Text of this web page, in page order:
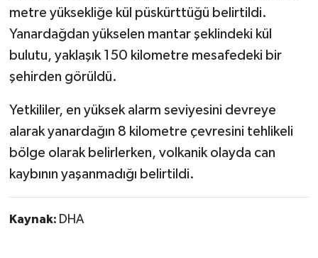
metre yüksekliğe kül püskürttüğü belirtildi.
Yanardağdan yükselen mantar şeklindeki kül
bulutu, yaklaşık 150 kilometre mesafedeki bir
şehirden görüldü.
Yetkililer, en yüksek alarm seviyesini devreye
alarak yanardağın 8 kilometre çevresini tehlikeli
bölge olarak belirlerken, volkanik olayda can
kaybının yaşanmadığı belirtildi.
Kaynak: DHA